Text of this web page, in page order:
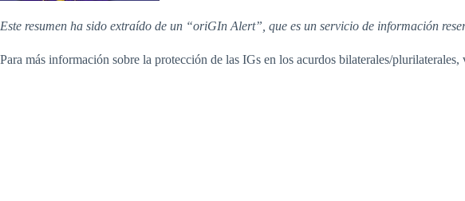
Este resumen ha sido extraído de un “oriGIn Alert”, que es un servicio de información
Para más información sobre la protección de las IGs en los acurdos bilaterales/